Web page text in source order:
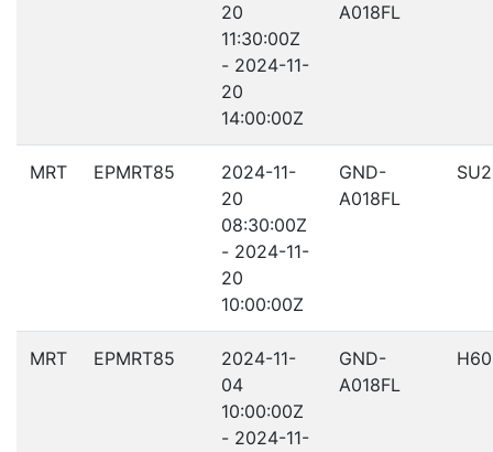
20
11:30:00Z
- 2024-11-
20
14:00:00Z
A018FL
MRT EPMRT85
2024-11-
20
08:30:00Z
- 2024-11-
20
10:00:00Z
GND-
A018FL
MRT EPMRT85
2024-11-
04
10:00:00Z
- 2024-11-
GND-
A018FL
H60